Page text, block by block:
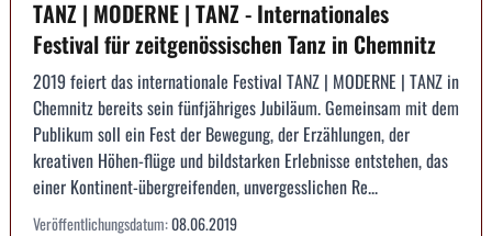
TANZ | MODERNE | TANZ - Internationales
Festival für zeitgenössischen Tanz in Chemnitz
2019 feiert das internationale Festival TANZ | MODERNE | TANZ in
Chemnitz bereits sein fünfjähriges Jubiläum. Gemeinsam mit dem
Publikum soll ein Fest der Bewegung, der Erzählungen, der
kreativen Höhen-flüge und bildstarken Erlebnisse entstehen, das
einer Kontinent-übergreifenden, unvergesslichen Re...
Veröffentlichungsdatum:08.06.2019